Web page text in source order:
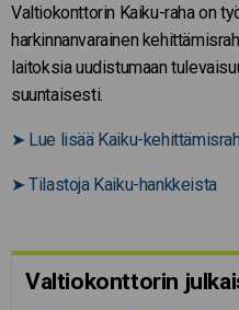
Valtiokonttorin Kaiku-raha on
harkinnanvarainen
laitoksia uudistumaan
suuntaisesti.
➤ Lue lisää Kaiku-
➤ Tilastoja Kaiku-hankkeista
Valtiokonttorin